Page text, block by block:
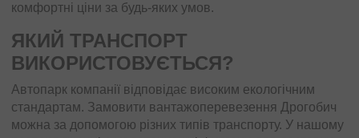
комфортні ціни за будь-яких умов.
ЯКИЙ ТРАНСПОРТ
ВИКОРИСТОВУЄТЬСЯ?
Автопарк компанії відповідає високим екологічним
стандартам. Замовити вантажоперевезення Дрогобич
можна за допомогою різних типів транспорту. У нашому